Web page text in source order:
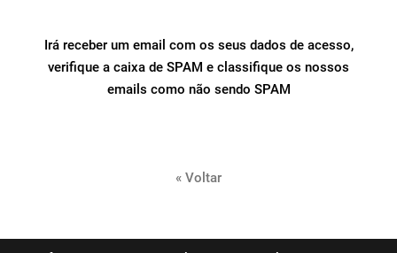
Irá receber um email com os seus dados de acesso,
verifique a caixa de SPAM e classifique os nossos
emails como não sendo SPAM
« Voltar